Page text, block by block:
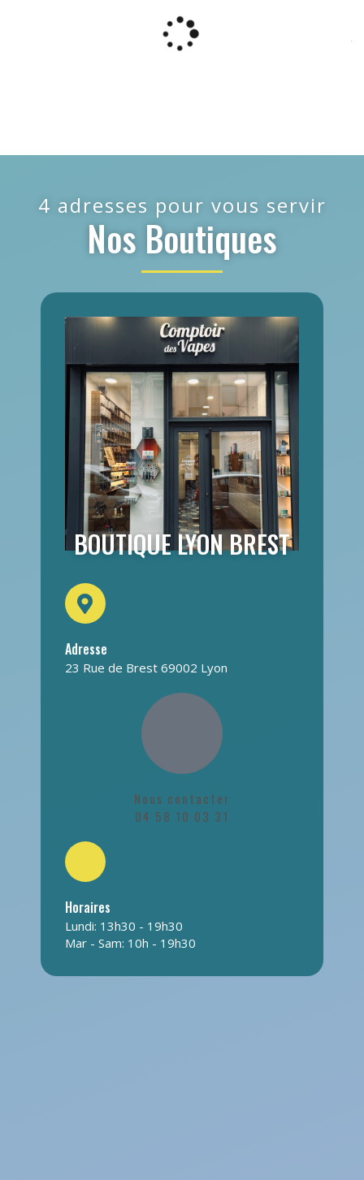
4 adresses pour vous servir
Nos Boutiques
BOUTIQUE LYON BREST
Adresse
23 Rue de Brest 69002 Lyon
Nous contacter
04 58 10 03 31
Horaires
Lundi: 13h30 - 19h30
Mar - Sam: 10h - 19h30